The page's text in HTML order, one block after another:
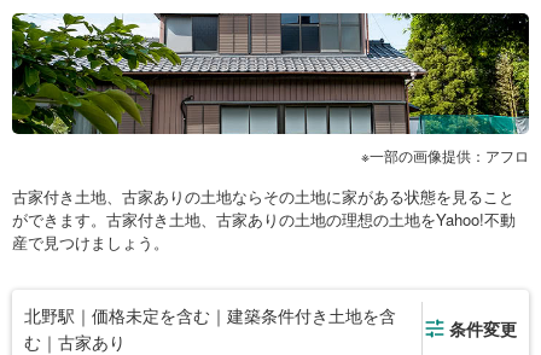
一部の画像提供：アフロ
古家付き土地、古家ありの土地ならその土地に家がある状態を見ること
ができます。古家付き土地、古家ありの土地の理想の土地をYahoo!不動
産で見つけましょう。
北野駅｜価格未定を含む｜建築条件付き土地を含
む｜古家あり
条件変更